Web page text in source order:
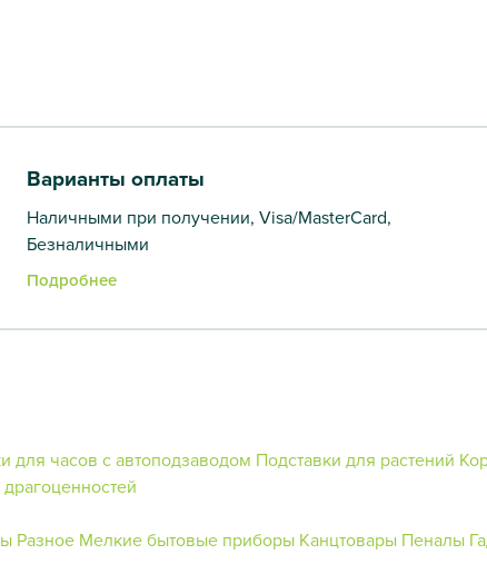
Варианты оплаты
Наличными при получении, Visa/MasterCard,
Безналичными
Подробнее
для часов с автоподзаводом Подставки для растений
Разное Мелкие бытовые приборы Канцтовары Пеналы